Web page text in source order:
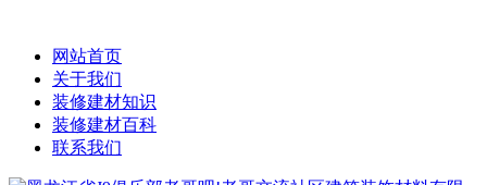
网站首页
关于我们
装修建材知识
装修建材百科
联系我们